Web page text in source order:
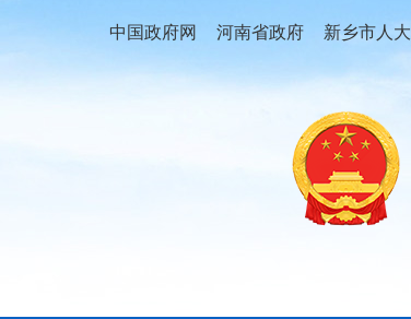
中国政府网 河南省政府 新乡市人大